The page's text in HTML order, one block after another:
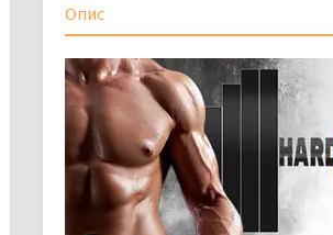
Опис